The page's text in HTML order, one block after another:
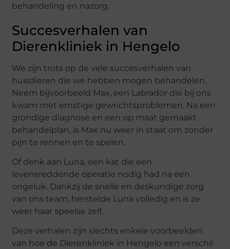
behandeling en nazorg.
Succesverhalen van
Dierenkliniek in Hengelo
We zijn trots op de vele succesverhalen van
huisdieren die we hebben mogen behandelen.
Neem bijvoorbeeld Max, een Labrador die bij ons
kwam met ernstige gewrichtsproblemen. Na een
grondige diagnose en een op maat gemaakt
behandelplan, is Max nu weer in staat om zonder
pijn te rennen en te spelen.
Of denk aan Luna, een kat die een
levensreddende operatie nodig had na een
ongeluk. Dankzij de snelle en deskundige zorg
van ons team, herstelde Luna volledig en is ze
weer haar speelse zelf.
Deze verhalen zijn slechts enkele voorbeelden
van hoe de Dierenkliniek in Hengelo een verschil